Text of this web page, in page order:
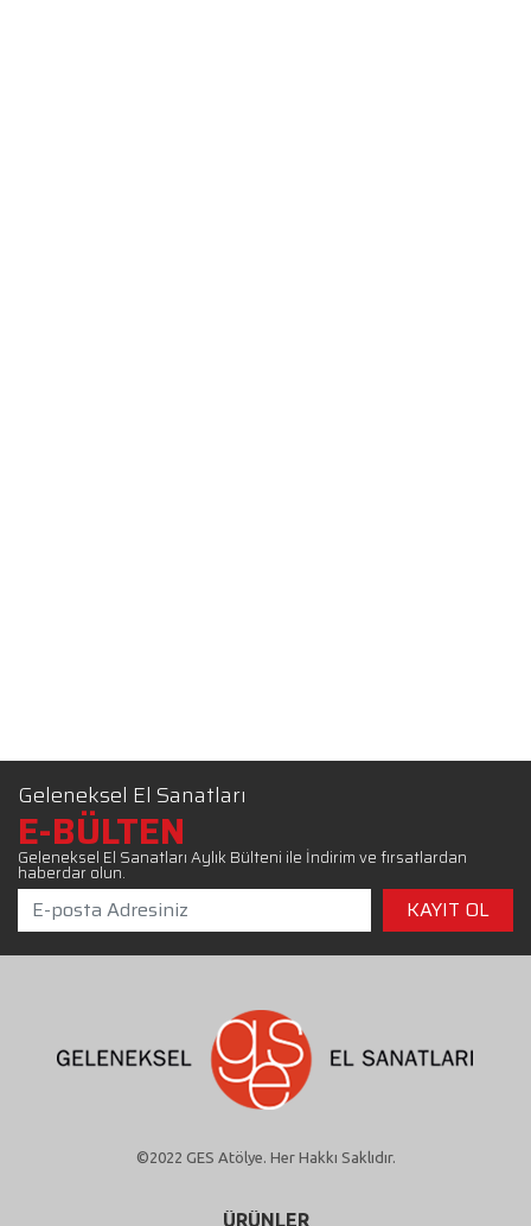
Geleneksel El Sanatları
E-BÜLTEN
Geleneksel El Sanatları Aylık Bülteni ile İndirim ve fırsatlardan
haberdar olun.
©2022 GES Atölye. Her Hakkı Saklıdır.
ÜRÜNLER